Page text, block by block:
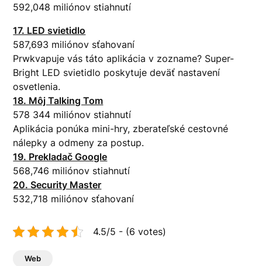
592,048 miliónov stiahnutí
17. LED svietidlo
587,693 miliónov sťahovaní
Prwkvapuje vás táto aplikácia v zozname? Super-
Bright LED svietidlo poskytuje deväť nastavení
osvetlenia.
18. Môj Talking Tom
578 344 miliónov stiahnutí
Aplikácia ponúka mini-hry, zberateľské cestovné
nálepky a odmeny za postup.
19. Prekladač Google
568,746 miliónov stiahnutí
20. Security Master
532,718 miliónov sťahovaní
4.5/5 - (6 votes)
Web